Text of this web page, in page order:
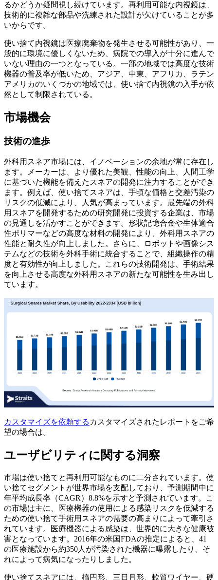
るかどうか疑問視し続けています。再利用可能な内視鏡は、
技術的に複雑な部品や洗練された設計が欠けていることが多
いからです。
使い捨て内視鏡は医療廃棄物を発生させる可能性があり、一
般的に環境に優しくないため、病院での導入が十分に進んで
いない理由の一つとなっている。一部の地域では高度な技術
機器の普及率が低いため、アジア、中東、アフリカ、ラテン
アメリカのいくつかの地域では、使い捨て内視鏡の入手が依
然として制限されている。
市場機会
技術の進歩
外科用スネア市場には、イノベーションの余地が常に存在し
ます。メーカーは、より優れた美観、性能の向上、人間工学
に基づいた機能を備えたスネアの開発に注力することができ
ます。例えば、使い捨てスネアは、手頃な価格と交差汚染の
リスクの低減により、人気が高まっています。最先端の外科
用スネアを開発するための研究開発に投資する企業は、市場
の見通しを活かすことができます。形状記憶合金や生体適合
性ポリマーなどの高度な材料の開発により、外科用スネアの
性能と耐久性が向上しました。さらに、ロボットや画像シス
テムなどの技術を外科手術に統合することで、組織操作の精
度と有効性が向上しました。これらの技術開発は、手術結果
を向上させる高度な外科用スネアの新たな可能性を生み出し
ています。
カスタマイズを依頼する カスタマイズされたレポートをご希
望の場合は。
ユーザビリティに関する洞察
市場は使い捨てと再利用可能なものに二分されています。使
い捨てセグメントが世界市場を支配しており、予測期間中に
年平均成長率（CAGR）8.8%を示すと予測されています。こ
の市場は主に、医療機器の使用による感染リスクを低減する
ための使い捨て手術用スネアの需要の高まりによって牽引さ
れています。医療機器による感染は、世界的に大きな健康被
害となっています。2016年の米国FDAの推定によると、41
の医療施設から約350人が汚染された機器に曝露したり、そ
れによって病気になったりしました。
使い捨てスネアには、楕円形、三日月形、軟質ワイヤー、硬